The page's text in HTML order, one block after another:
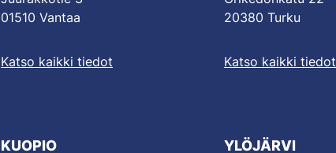
01510 Vantaa
Katso kaikki tiedot
20380 Turku
Katso kaikki tiedot
KUOPIO YLÖJÄRVI